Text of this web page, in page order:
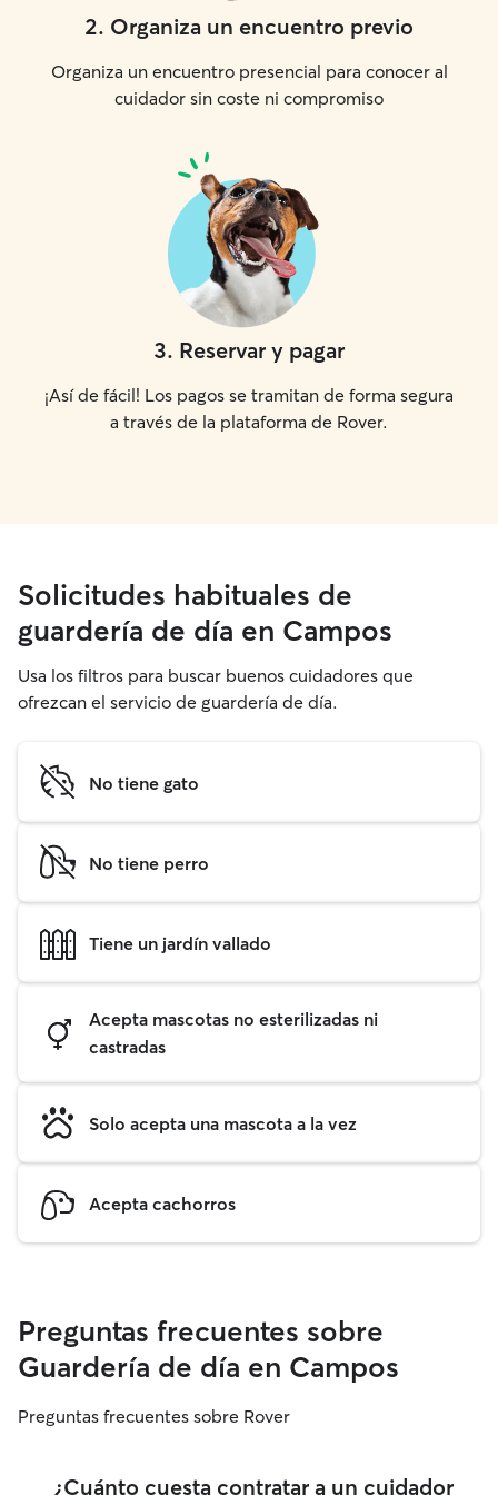
2. Organiza un encuentro previo
Organiza un encuentro presencial para conocer al
cuidador sin coste ni compromiso
3. Reservar y pagar
¡Así de fácil! Los pagos se tramitan de forma segura
a través de la plataforma de Rover.
Solicitudes habituales de
guardería de día en Campos
Usa los filtros para buscar buenos cuidadores que
ofrezcan el servicio de guardería de día.
No tiene gato
No tiene perro
Tiene un jardín vallado
Acepta mascotas no esterilizadas ni
castradas
Solo acepta una mascota a la vez
Acepta cachorros
Preguntas frecuentes sobre
Guardería de día en Campos
Preguntas frecuentes sobre Rover
¿Cuánto cuesta contratar a un cuidador